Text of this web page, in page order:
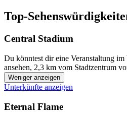
Top-
Central Stadium
Du könntest dir eine Veranstaltung
ansehen, 2,3 km vom Stadtzentrum
Weniger anzeigen
Unterkünfte anzeigen
Eternal Flame